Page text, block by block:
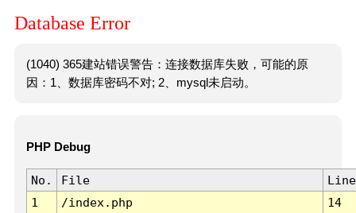
Database Error
(1040) 365建站错误警告：连接数据库失败，可能的原
因：1、数据库密码不对; 2、mysql未启动。
PHP Debug
No. File
Line
1
/index.php 14